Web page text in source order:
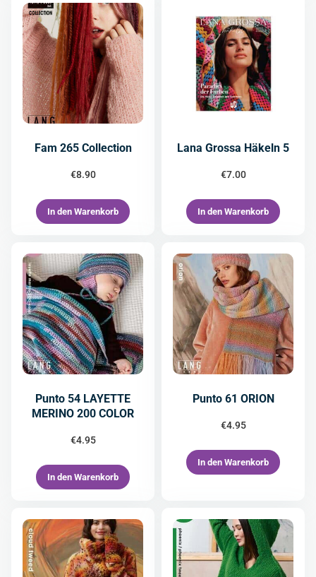
Fam 265 Collection
€8.90
In den Warenkorb
Lana Grossa Häkeln 5
€7.00
In den Warenkorb
Punto 54 LAYETTE
MERINO 200 COLOR
€4.95
In den Warenkorb
Punto 61 ORION
€4.95
In den Warenkorb